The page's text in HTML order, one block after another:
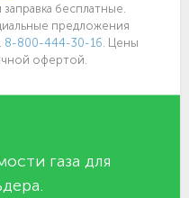
бесплатные.
предложения
8-800-444-30-16 . Цены
офертой.
газа для